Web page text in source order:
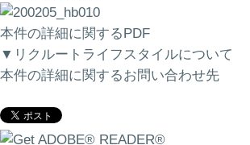
本件の詳細に関するPDF
▼リクルートライフスタイルについて
本件の詳細に関するお問い合わせ先